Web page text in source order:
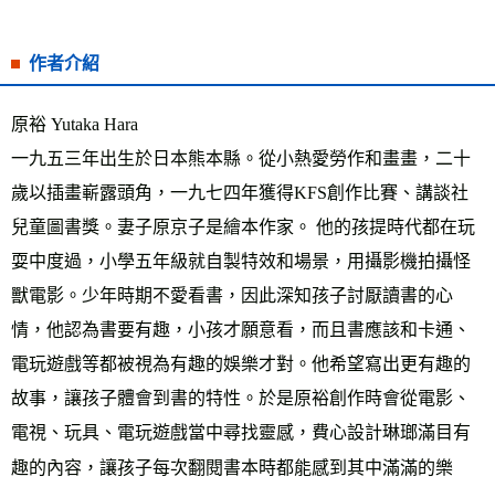
作者介紹
原裕 Yutaka Hara
一九五三年出生於日本熊本縣。從小熱愛勞作和畫畫，二十
歲以插畫嶄露頭角，一九七四年獲得KFS創作比賽、講談社
兒童圖書獎。妻子原京子是繪本作家。 他的孩提時代都在玩
耍中度過，小學五年級就自製特效和場景，用攝影機拍攝怪
獸電影。少年時期不愛看書，因此深知孩子討厭讀書的心
情，他認為書要有趣，小孩才願意看，而且書應該和卡通、
電玩遊戲等都被視為有趣的娛樂才對。他希望寫出更有趣的
故事，讓孩子體會到書的特性。於是原裕創作時會從電影、
電視、玩具、電玩遊戲當中尋找靈感，費心設計琳瑯滿目有
趣的內容，讓孩子每次翻閱書本時都能感到其中滿滿的樂